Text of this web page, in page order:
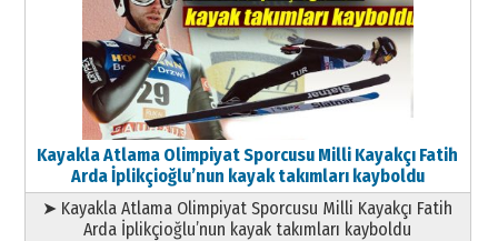
Kayakla Atlama Olimpiyat Sporcusu Milli Kayakçı Fatih
Arda İplikçioğlu’nun kayak takımları kayboldu
➤ Kayakla Atlama Olimpiyat Sporcusu Milli Kayakçı Fatih
Arda İplikçioğlu’nun kayak takımları kayboldu